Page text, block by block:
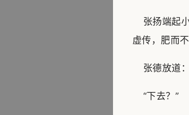
张扬端起
虚传，肥而
张德放道
“下去？”